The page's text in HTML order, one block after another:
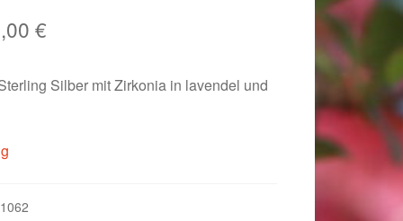
€Aktueller
ist:
Silber mit Zirkonia in lavendel und